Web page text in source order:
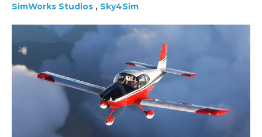
SimWorks Studios , Sky4Sim